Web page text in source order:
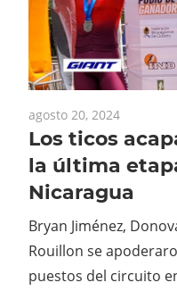
agosto 20, 2024
Los ticos
la última
Nicaragua
Bryan Jiménez,
Rouillon se
puestos del circuito